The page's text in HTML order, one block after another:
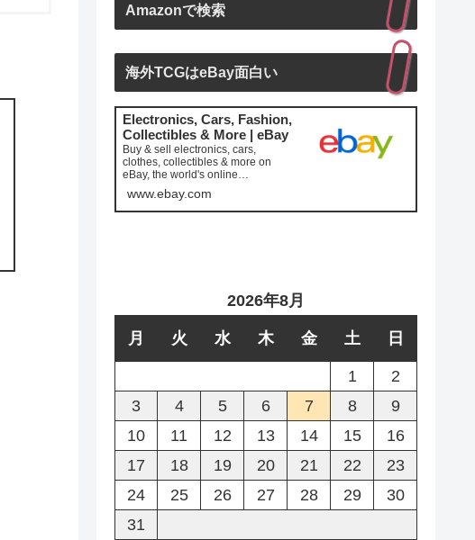
Amazonで検索
海外TCGはeBay面白い
Electronics, Cars, Fashion,
Collectibles & More | eBay
Buy & sell electronics, cars,
clothes, collectibles & more on
eBay, the world's online
marketplace. Top brands, low pric...
www.ebay.com
2026年8月
月 火 水 木 金 土 日
1
2
3
4 5 6 7 8
9
10
11 12 13 14 15
16
17
18 19 20 21 22
23
24
25 26 27 28 29
30
31